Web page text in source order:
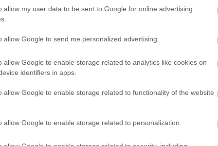
allow my user data to be sent to Google for online advertising
allow Google to send me personalized advertising.
allow Google to enable storage related to analytics like cookies on
identifiers in apps.
allow Google to enable storage related to functionality of the website
allow Google to enable storage related to personalization.
júla 2012
zelenina v skratke
účinky konzumácie zeleniny na naše zdravie
všetkým určite dobre známe. Ak sa neviete
môžete skúsiť šalátovú zeleninu. Ponuka je